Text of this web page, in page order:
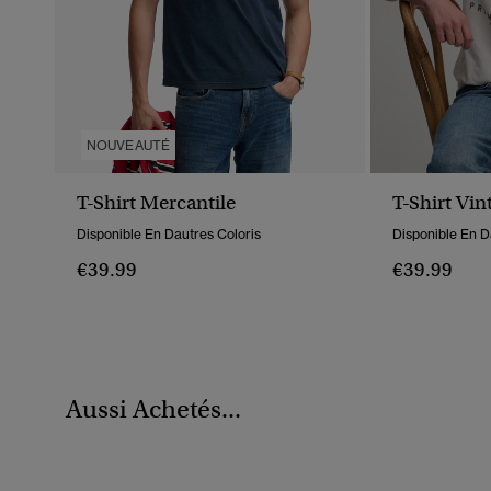
NOUVEAUTÉ
T-Shirt Mercantile
Disponible En Dautres Coloris
€39.99
T-Shirt
Disponible En
€39.99
Aussi Achetés...